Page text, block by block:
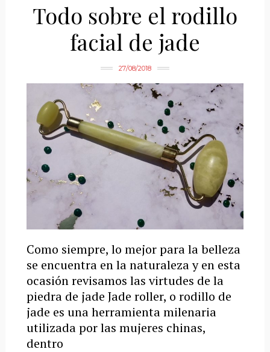
Todo sobre el rodillo
facial de jade
27/08/2018
Como siempre, lo mejor para la belleza
se encuentra en la naturaleza y en esta
ocasión revisamos las virtudes de la
piedra de jade Jade roller, o rodillo de
jade es una herramienta milenaria
utilizada por las mujeres chinas,
dentro